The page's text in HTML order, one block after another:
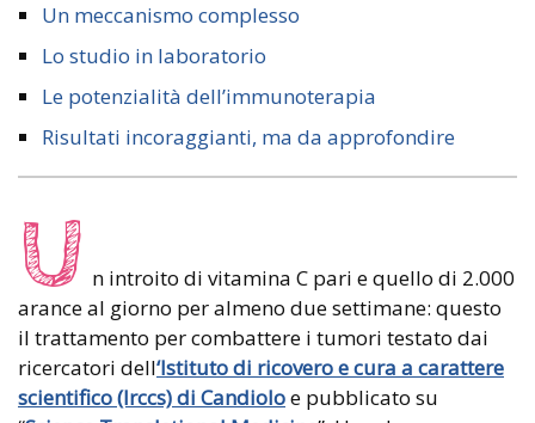
Un meccanismo complesso
Lo studio in laboratorio
Le potenzialità dell’immunoterapia
Risultati incoraggianti, ma da approfondire
U n introito di vitamina C pari e quello di 2.000
arance al giorno per almeno due settimane: questo
il trattamento per combattere i tumori testato dai
ricercatori dell‘Istituto di ricovero e cura a carattere
scientifico (Irccs) di Candioloe pubblicato su